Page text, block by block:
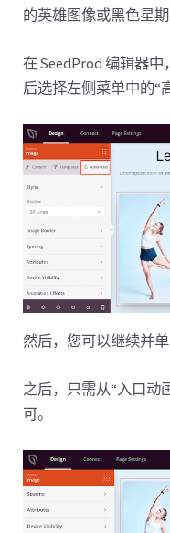
的英雄图像或黑色星
在 SeedProd 编辑器
后选择左侧菜单中的“
然后，您可以继续并
之后，只需从“入口动
可。